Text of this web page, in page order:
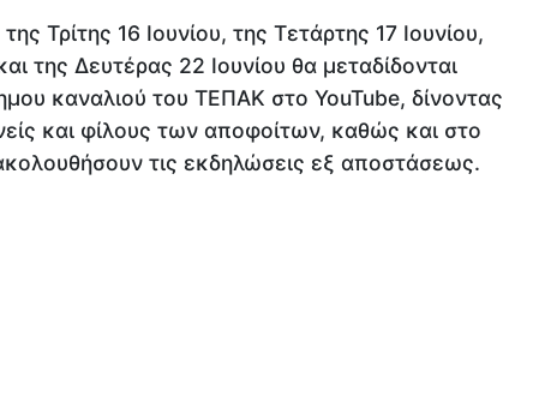
Τρίτης 16 Ιουνίου, της Τετάρτης 17 Ιουνίου,
της Δευτέρας 22 Ιουνίου θα μεταδίδονται
καναλιού του ΤΕΠΑΚ στο YouTube, δίνοντας
και φίλους των αποφοίτων, καθώς και στο
τις εκδηλώσεις εξ αποστάσεως.